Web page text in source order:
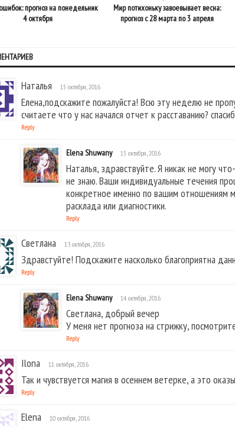
прогноз на понедельник
4 октября
Мир потихоньку завоевывает весна:
прогноз с 28 марта по 3 апреля
Наталья 15 октября, 2016
Елена,подскажите пожалуйста! Всю эту неделю не
считаете что у нас начался отчет к расставанию?
Reply
Elena Shuwany 15 октября, 2016
Наталья, здравствуйте. Я никак не могу
не знаю. Ваши индивидуальные течения
конкретное именно по вашим отношениям
расклада или диагностики.
Reply
Светлана 13 октября, 2016
Здравстуйте! Подскажите насколько благоприятна
Reply
Elena Shuwany 14 октября, 2016
Светлана, добрый вечер
У меня нет прогноза на стрижку,
Reply
Ilona 11 октября, 2016
Так и чувствуется магия в осеннем ветерке, а это
Reply
Elena 10 октября, 2016